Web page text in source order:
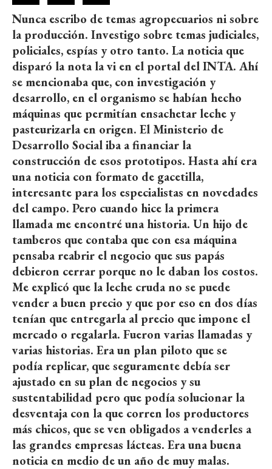
Nunca escribo de temas agropecuarios ni sobre
la producción. Investigo sobre temas judiciales,
policiales, espías y otro tanto. La noticia que
disparó la nota la vi en el portal del INTA. Ahí
se mencionaba que, con investigación y
desarrollo, en el organismo se habían hecho
máquinas que permitían ensachetar leche y
pasteurizarla en origen. El Ministerio de
Desarrollo Social iba a financiar la
construcción de esos prototipos. Hasta ahí era
una noticia con formato de gacetilla,
interesante para los especialistas en novedades
del campo. Pero cuando hice la primera
llamada me encontré una historia. Un hijo de
tamberos que contaba que con esa máquina
pensaba reabrir el negocio que sus papás
debieron cerrar porque no le daban los costos.
Me explicó que la leche cruda no se puede
vender a buen precio y que por eso en dos días
tenían que entregarla al precio que impone el
mercado o regalarla. Fueron varias llamadas y
varias historias. Era un plan piloto que se
podía replicar, que seguramente debía ser
ajustado en su plan de negocios y su
sustentabilidad pero que podía solucionar la
desventaja con la que corren los productores
más chicos, que se ven obligados a venderles a
las grandes empresas lácteas. Era una buena
noticia en medio de un año de muy malas.